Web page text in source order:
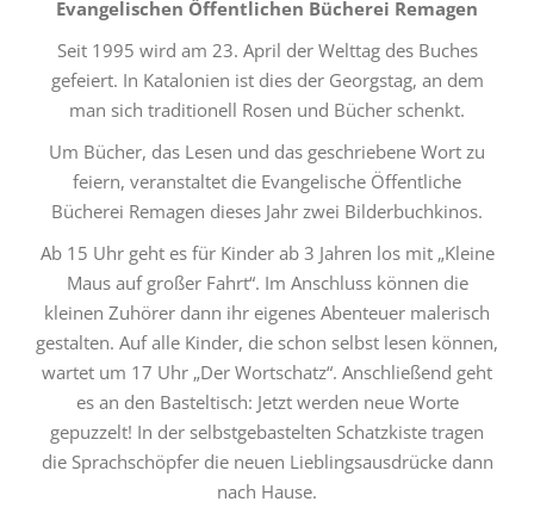
Evangelischen Öffentlichen Bücherei Remagen
Seit 1995 wird am 23. April der Welttag des Buches
gefeiert. In Katalonien ist dies der Georgstag, an dem
man sich traditionell Rosen und Bücher schenkt.
Um Bücher, das Lesen und das geschriebene Wort zu
feiern, veranstaltet die Evangelische Öffentliche
Bücherei Remagen dieses Jahr zwei Bilderbuchkinos.
Ab 15 Uhr geht es für Kinder ab 3 Jahren los mit „Kleine
Maus auf großer Fahrt“. Im Anschluss können die
kleinen Zuhörer dann ihr eigenes Abenteuer malerisch
gestalten. Auf alle Kinder, die schon selbst lesen können,
wartet um 17 Uhr „Der Wortschatz“. Anschließend geht
es an den Basteltisch: Jetzt werden neue Worte
gepuzzelt! In der selbstgebastelten Schatzkiste tragen
die Sprachschöpfer die neuen Lieblingsausdrücke dann
nach Hause.